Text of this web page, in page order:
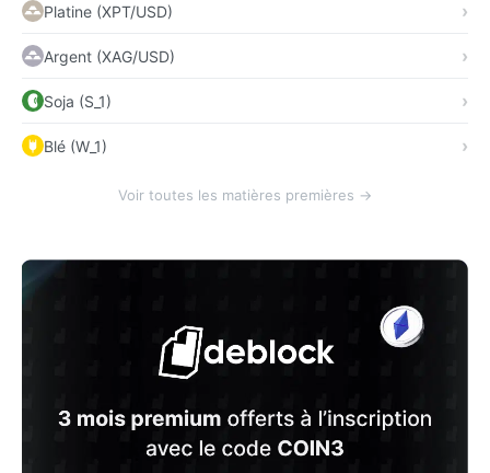
Platine (XPT/USD)
Argent (XAG/USD)
Soja (S_1)
Blé (W_1)
Voir toutes les matières premières →